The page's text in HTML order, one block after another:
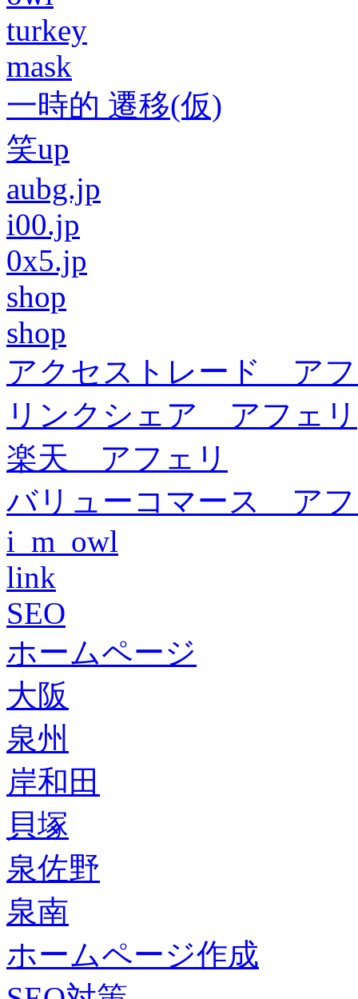
turkey
mask
一時的 遷移(仮)
笑up
aubg.jp
i00.jp
0x5.jp
shop
shop
アクセストレード ア
リンクシェア アフェリ
楽天 アフェリ
バリューコマース ア
i_m_owl
link
SEO
ホームページ
大阪
泉州
岸和田
貝塚
泉佐野
泉南
ホームページ作成